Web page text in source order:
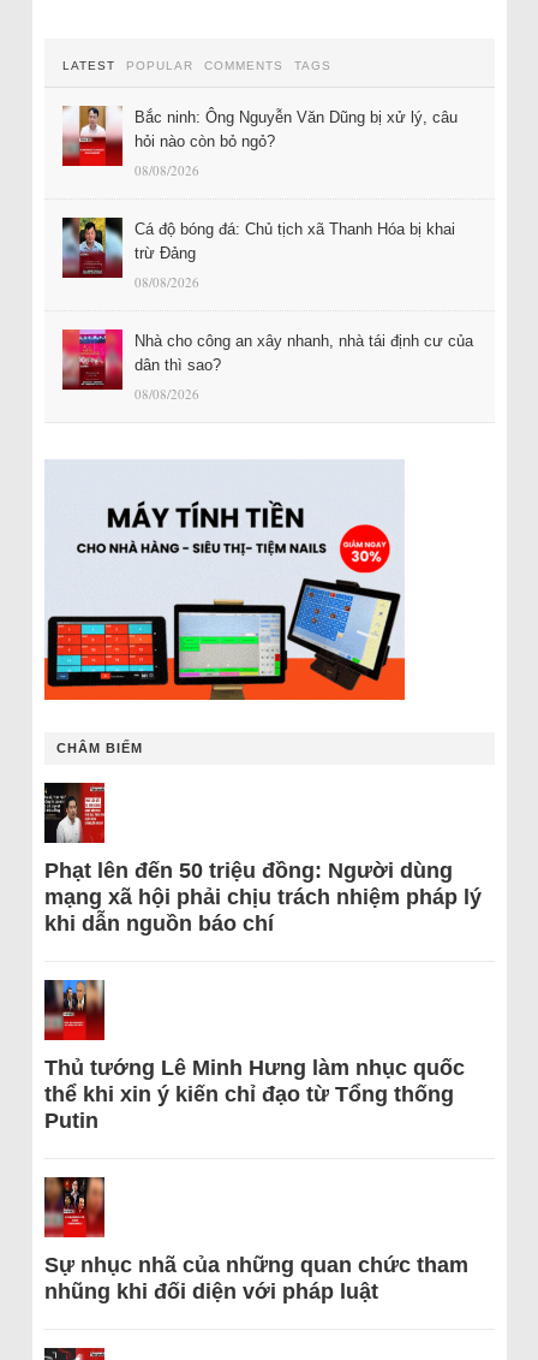
LATEST POPULAR COMMENTS TAGS
Bắc ninh: Ông Nguyễn Văn Dũng bị xử lý, câu
hỏi nào còn bỏ ngỏ?
08/08/2026
Cá độ bóng đá: Chủ tịch xã Thanh Hóa bị khai
trừ Đảng
08/08/2026
Nhà cho công an xây nhanh, nhà tái định cư của
dân thì sao?
08/08/2026
CHÂM BIẾM
Phạt lên đến 50 triệu đồng: Người dùng
mạng xã hội phải chịu trách nhiệm pháp lý
khi dẫn nguồn báo chí
Thủ tướng Lê Minh Hưng làm nhục quốc
thể khi xin ý kiến chỉ đạo từ Tổng thống
Putin
Sự nhục nhã của những quan chức tham
nhũng khi đối diện với pháp luật